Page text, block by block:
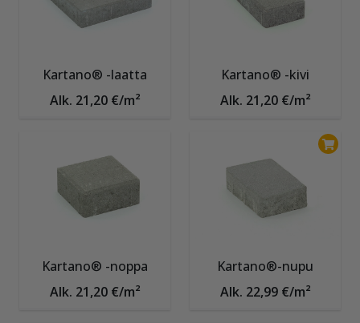
Kartano® -laatta
Alk. 21,20 €/m²
Kartano® -kivi
Alk. 21,20 €/m²
Kartano® -noppa
Alk. 21,20 €/m²
Kartano®-nupu
Alk. 22,99 €/m²